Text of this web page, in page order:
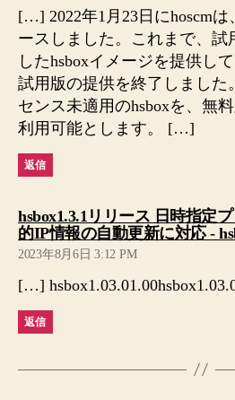
[…] 2022年1月23日にhoscmは
ースしました。これまで、試
したhsboxイメージを提供し
試用版の提供を終了しました
センス未適用のhsboxを、無
利用可能とします。 […]
返信
hsbox1.3.1リリース 日時指定
的IP情報の自動更新に対応 -
2023年8月6日 3:12 PM
[…]
返信